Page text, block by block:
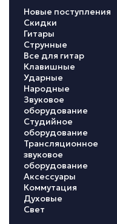
Новые поступления
Скидки
Гитары
Струнные
Все для гитар
Клавишные
Ударные
Народные
Звуковое
оборудование
Студийное
оборудование
Трансляционное
звуковое
оборудование
Аксессуары
Коммутация
Духовые
Свет